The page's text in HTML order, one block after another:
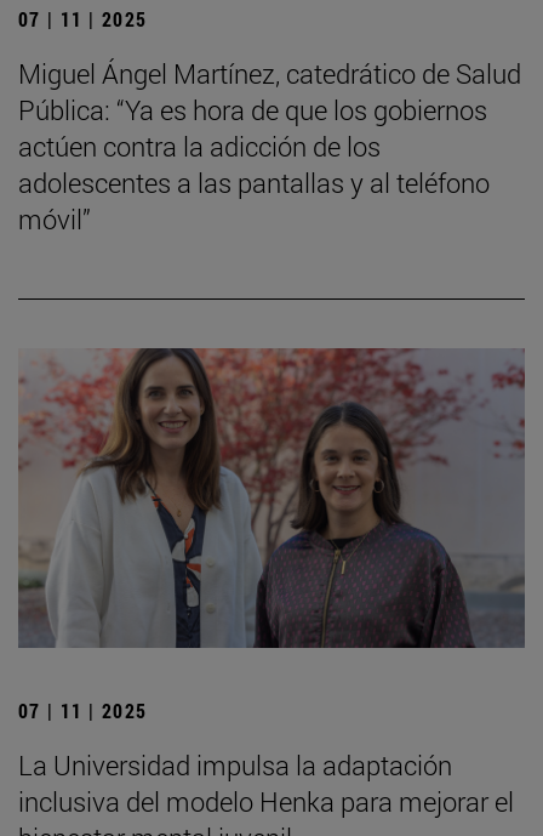
07 | 11 | 2025
Miguel Ángel Martínez, catedrático de Salud
Pública: “Ya es hora de que los gobiernos
actúen contra la adicción de los
adolescentes a las pantallas y al teléfono
móvil”
07 | 11 | 2025
La Universidad impulsa la adaptación
inclusiva del modelo Henka para mejorar el